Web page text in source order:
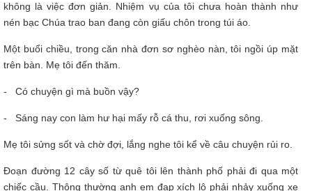
không là việc đơn giản. Nhiệm vụ của tôi chưa hoàn thành như
nén bạc Chúa trao ban đang còn giấu chôn trong túi áo.
Một buổi chiều, trong căn nhà đơn sơ nghèo nàn, tôi ngồi úp mặt
trên bàn. Mẹ tôi đến thăm.
- Có chuyện gì mà buồn vậy?
- Sáng nay con làm hư hại mấy rỗ cá thu, rơi xuống sông.
Mẹ tôi sửng sốt và chờ đợi, lắng nghe tôi kể về câu chuyện rủi ro.
Đoạn đường 12 cây số từ quê tôi lên thành phố phải đi qua một
chiếc cầu. Thông thường anh em đạp xích lô phải nhảy xuống xe